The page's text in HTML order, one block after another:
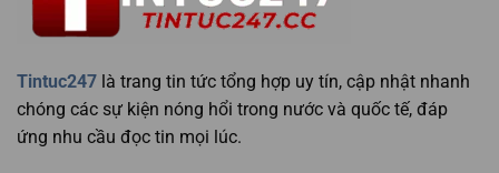
Tintuc247 là trang tin tức tổng hợp uy tín, cập nhật nhanh
chóng các sự kiện nóng hổi trong nước và quốc tế, đáp
ứng nhu cầu đọc tin mọi lúc.